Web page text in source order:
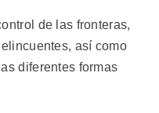
de las fronteras,
así como
diferentes formas